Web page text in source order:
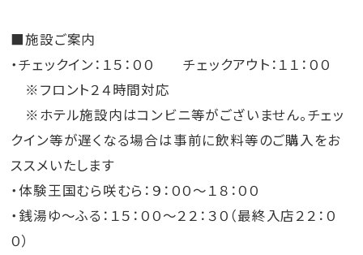
■周辺施設
美ら海水族館 約90分
海中道路 約60分
座喜味城跡 約15分
残波岬 約15分
やちむんの里 約15分
なっこうりビーチ 徒歩3分
残波ビーチ 約10分
■施設ご案内
・チェックイン：１５：００ チェックアウト：１１：００
※フロント２４時間対応
※ホテル施設内はコンビニ等がございません。チェッ
クイン等が遅くなる場合は事前に飲料等のご購入をお
ススメいたします
・体験王国むら咲むら：９：００～１８：００​
・銭湯ゆ～ふる：１５：００～２２：３０（最終入店２２：０
０）